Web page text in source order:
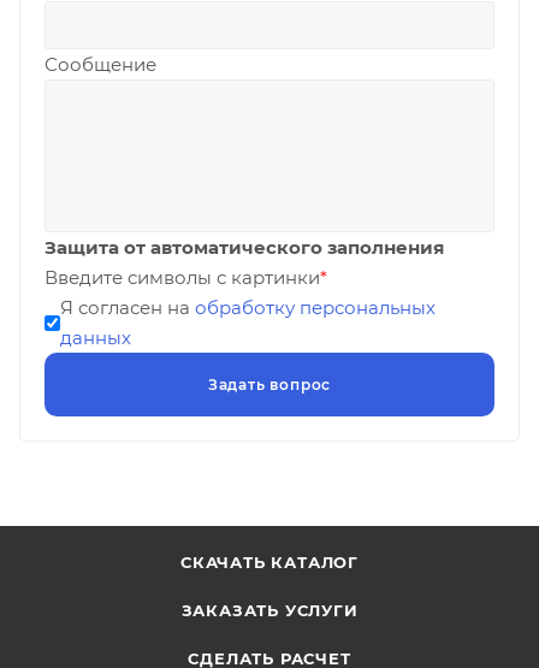
Сообщение
Защита от автоматического заполнения
Введите символы с картинки*
Я согласен на обработку персональных
данных
СКАЧАТЬ КАТАЛОГ
ЗАКАЗАТЬ УСЛУГИ
СДЕЛАТЬ РАСЧЕТ